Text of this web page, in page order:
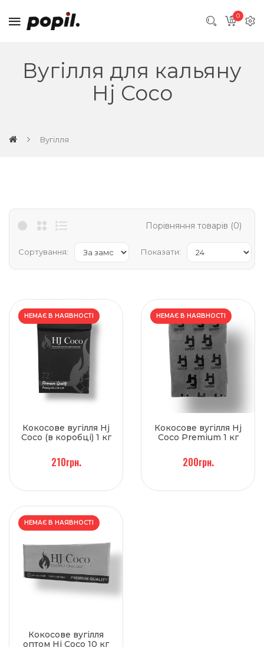
0
Вугілля для кальяну
Hj Coco
Вугілля
Порівняння товарів (0)
Сортування: Показати:
НОВИЙ
НЕМАЄ В НАЯВНОСТІ
Кокосове вугілля Hj
Coco (в коробці) 1 кг
210грн.
НОВИЙ
НЕМАЄ В НАЯВНОСТІ
Кокосове вугілля Hj
Coco Premium 1 кг
200грн.
НЕМАЄ В НАЯВНОСТІ
Кокосове вугілля
оптом Hj Coco 10 кг